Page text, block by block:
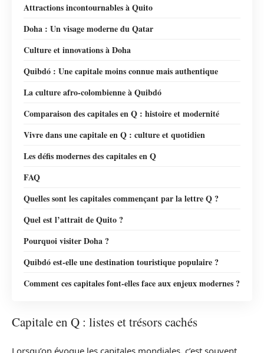
Attractions incontournables à Quito
Doha : Un visage moderne du Qatar
Culture et innovations à Doha
Quibdó : Une capitale moins connue mais authentique
La culture afro-colombienne à Quibdó
Comparaison des capitales en Q : histoire et modernité
Vivre dans une capitale en Q : culture et quotidien
Les défis modernes des capitales en Q
FAQ
Quelles sont les capitales commençant par la lettre Q ?
Quel est l’attrait de Quito ?
Pourquoi visiter Doha ?
Quibdó est-elle une destination touristique populaire ?
Comment ces capitales font-elles face aux enjeux modernes ?
Capitale en Q : listes et trésors cachés
Lorsqu’on évoque les capitales mondiales, c’est souvent